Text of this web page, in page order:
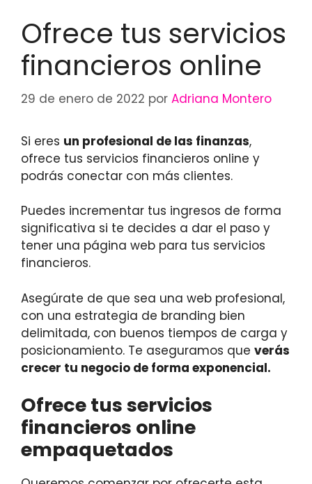
Ofrece tus servicios
financieros online
29 de enero de 2022 por Adriana Montero
Si eres un profesional de las finanzas,
ofrece tus servicios financieros online y
podrás conectar con más clientes.
Puedes incrementar tus ingresos de forma
significativa si te decides a dar el paso y
tener una página web para tus servicios
financieros.
Asegúrate de que sea una web profesional,
con una estrategia de branding bien
delimitada, con buenos tiempos de carga y
posicionamiento. Te aseguramos que verás
crecer tu negocio de forma exponencial.
Ofrece tus servicios
financieros online
empaquetados